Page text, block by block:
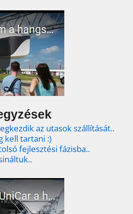
az utasok szállítását..
kell tartani :)
fejlesztési fázisba..